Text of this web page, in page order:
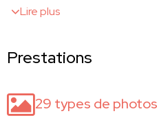
Lire plus
Prestations
29 types de photos